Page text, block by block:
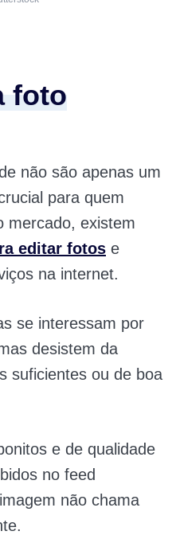
foto
não são apenas um
para quem
mercado, existem
editar fotos e
na internet.
se interessam por
desistem da
suficientes ou de boa
e de qualidade
no feed
não chama